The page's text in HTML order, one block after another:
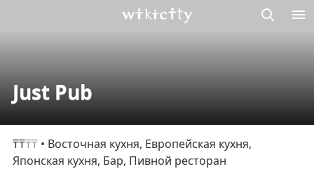
Just Pub
₸₸₸₸ • Восточная кухня, Европейская кухня,
Японская кухня, Бар, Пивной ресторан